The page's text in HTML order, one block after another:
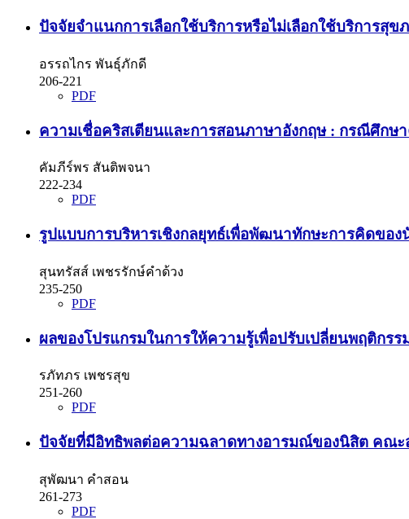
ปัจจัยจำแนกการเลือกใช้บริการหรือไม่เลือกใช้บริการสุ
อรรถไกร พันธุ์ภักดี
206-221
PDF
ความเชื่อคริสเตียนและการสอนภาษาอังกฤษ : กรณีศึกษ
คัมภีร์พร สันติพจนา
222-234
PDF
รูปแบบการบริหารเชิงกลยุทธ์เพื่อพัฒนาทักษะการคิดของ
สุนทรัสส์ เพชรรักษ์คำด้วง
235-250
PDF
ผลของโปรแกรมในการให้ความรู้เพื่อปรับเปลี่ยนพฤติก
รภัทภร เพชรสุข
251-260
PDF
ปัจจัยที่มีอิทธิพลต่อความฉลาดทางอารมณ์ของนิสิต คณะ
สุพัฒนา คำสอน
261-273
PDF